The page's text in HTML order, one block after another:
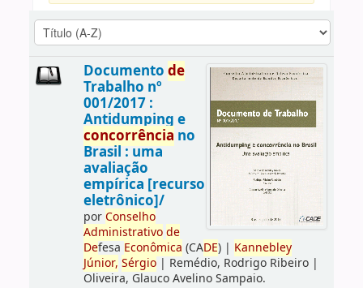
Documento de
Trabalho nº
001/2017 :
Antidumping e
concorrência no
Brasil : uma
avaliação
empírica [recurso
eletrônico]/
porConselho
Administrativo de
Defesa Econômica (CADE)| Kannebley
Júnior, Sérgio| Remédio, Rodrigo Ribeiro|
Oliveira, Glauco Avelino Sampaio.